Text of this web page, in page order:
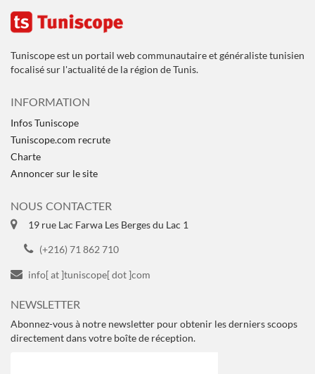
Tuniscope est un portail web communautaire et généraliste tunisien
focalisé sur l'actualité de la région de Tunis.
INFORMATION
Infos Tuniscope
Tuniscope.com recrute
Charte
Annoncer sur le site
NOUS CONTACTER
19 rue Lac Farwa Les Berges du Lac 1
(+216) 71 862 710
info[ at ]tuniscope[ dot ]com
NEWSLETTER
Abonnez-vous à notre newsletter pour obtenir les derniers scoops
directement dans votre boîte de réception.